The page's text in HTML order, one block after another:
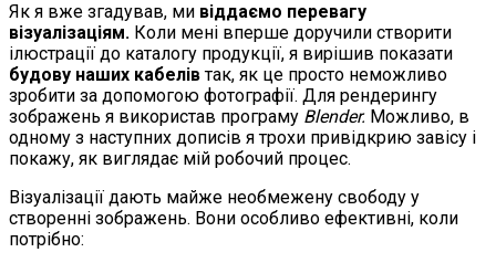
Як я вже згадував, ми віддаємо перевагу
візуалізаціям. Коли мені вперше доручили створити
ілюстрації до каталогу продукції, я вирішив показати
будову наших кабелівтак, як це просто неможливо
зробити за допомогою фотографії. Для рендерингу
зображень я використав програму Blender. Можливо, в
одному з наступних дописів я трохи привідкрию завісу і
покажу, як виглядає мій робочий процес.
Візуалізації дають майже необмежену свободу у
створенні зображень. Вони особливо ефективні, коли
потрібно: